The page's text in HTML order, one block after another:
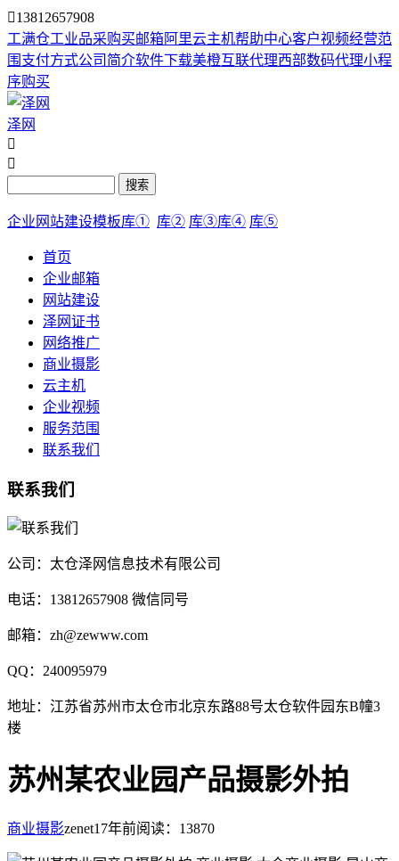
13812657908
工满仓工业品采购买邮箱阿里云主机帮助中心客户视频经营范
围 支付方式公司简介软件下载美橙互联代理西部数码代理小程
序购买
泽网


搜索
企业网站建设模板库① 库② 库③库④ 库⑤
首页
企业邮箱
网站建设
泽网证书
网络推广
商业摄影
云主机
企业视频
服务范围
联系我们
联系我们
公司：太仓泽网信息技术有限公司
电话：13812657908 微信同号
邮箱：zh@zewww.com
QQ：240095979
地址：江苏省苏州市太仓市北京东路88号太仓软件园东B幢3
楼
苏州某农业园产品摄影外拍
商业摄影zenet17年前阅读：13870